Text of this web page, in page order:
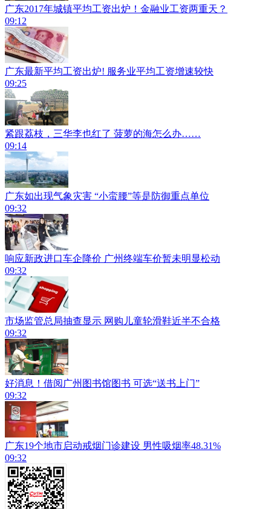
广东2017年城镇平均工资出炉！金融业工资两重天？
09:12
广东最新平均工资出炉! 服务业平均工资增速较快
09:25
紧跟荔枝，三华李也红了 菠萝的海怎么办……
09:14
广东如出现气象灾害 “小蛮腰”等是防御重点单位
09:32
响应新政进口车企降价 广州终端车价暂未明显松动
09:32
市场监管总局抽查显示 网购儿童轮滑鞋近半不合格
09:32
好消息！借阅广州图书馆图书 可选“送书上门”
09:32
广东19个地市启动戒烟门诊建设 男性吸烟率48.31%
09:32